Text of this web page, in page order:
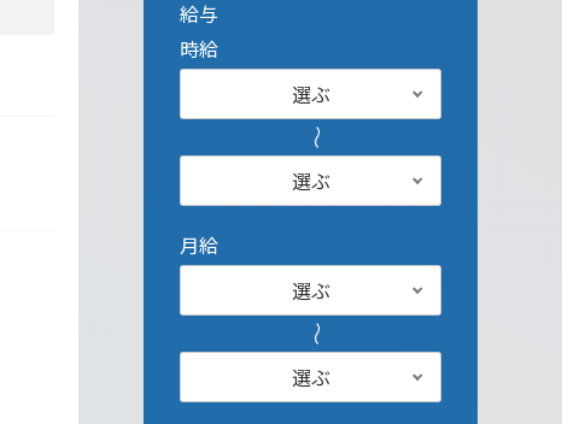
給与
時給
選ぶ
選ぶ
月給
選ぶ
選ぶ